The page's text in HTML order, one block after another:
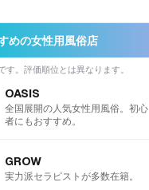
めの女性用風俗店
す。評価順位とは異なります。
OASIS
全国展開の人気女性用風俗。初心
者にもおすすめ。
GROW
実力派セラピストが多数在籍。